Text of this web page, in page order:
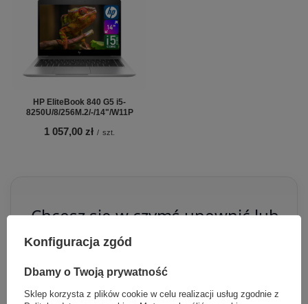
HP EliteBook 840 G5 i5-
8250U/8/256M.2/-/14"/W11P
1 057,00 zł / szt.
Chcesz się w czymś upewnić lub
masz dodatkowe pytanie?
Skorzystaj z naszej pomocy!
+48 796 758 658
Konfiguracja zgód
Dbamy o Twoją prywatność
Sklep korzysta z plików cookie w celu realizacji usług zgodnie z